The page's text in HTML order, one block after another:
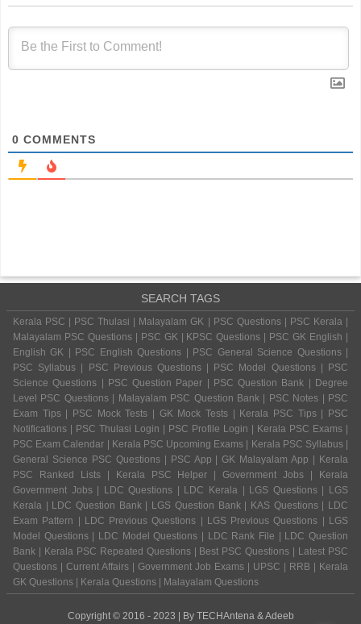
0 COMMENTS
SEARCH TAGS
Kerala PSC | PSC Thulasi | Malayalam GK | PSC Questions | PSC Kerala |
Malayalam PSC Questions | PSC GK | KPSC Questions | PSC GK English |
English GK | PSC English Questions | PSC General Science Questions |
PSC Syllabus | PSC Previous Questions | PSC Model Questions | PSC
Science Questions | PSC Question Paper | PSC Question Bank | Degree
Level PSC Questions | Malayalam PSC Question Bank | PSC Notes | PSC
Exam Tips | PSC Mock Tests | GK Mock Tests | Kerala PSC Tips | PSC
Notifications | PSC Thulasi Login | PSC Profile Login | Kerala PSC Exams |
PSC Exam Calendar | Kerala PSC Upcoming Exams | Kerala PSC Syllabus |
General Science PSC Questions | PSC App | GK Malayalam App | Kerala
PSC Ranked Lists | Kerala PSC Helper | Government Jobs | Kerala
Government Jobs | LDC Questions | LDC Kerala | LGS Questions | LGS
Kerala | LDC Question Bank | LGS Question Bank | KAS Questions | LDC
Exam Pattern | LDC Previous Questions | LGS Previous Questions | LGS
Model Questions | LDC Model Questions | LDC Rank File | LDC Question
Bank | Kerala PSC Repeated Questions | Best PSC Questions | Latest PSC
Questions | Current Affairs | Government Job Exams | UPSC | RRB | Kerala
GK Questions | Kerala Questions | Malayalam Questions
Copyright © 2016 - 2023 | By TECHAntena & Adeeb